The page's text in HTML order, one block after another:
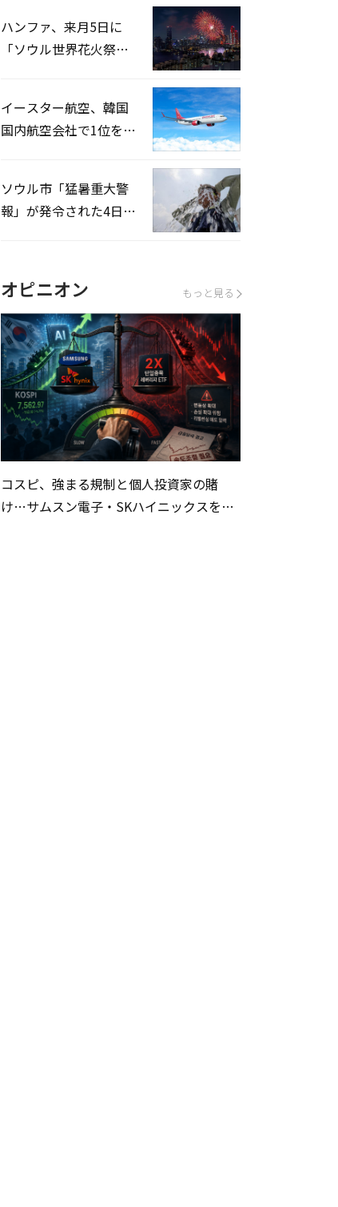
ハンファ、来月5日に
「ソウル世界花火祭り
イースター航空、韓国
国内航空会社で1位を記
ソウル市「猛暑重大警
報」が発令された4日、
オピニオン もっと見る
コスピ、強まる規制と個人投資家の賭
け…サムスン電子・SKハイニックスを巡